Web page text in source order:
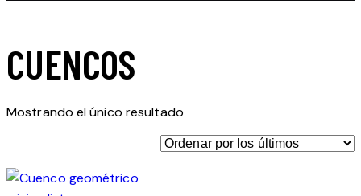
CUENCOS
Mostrando el único resultado